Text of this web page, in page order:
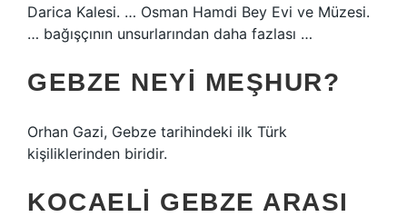
Darica Kalesi. … Osman Hamdi Bey Evi ve Müzesi.
… bağışçının unsurlarından daha fazlası …
GEBZE NEYI MEŞHUR?
Orhan Gazi, Gebze tarihindeki ilk Türk
kişiliklerinden biridir.
KOCAELI GEBZE ARASI